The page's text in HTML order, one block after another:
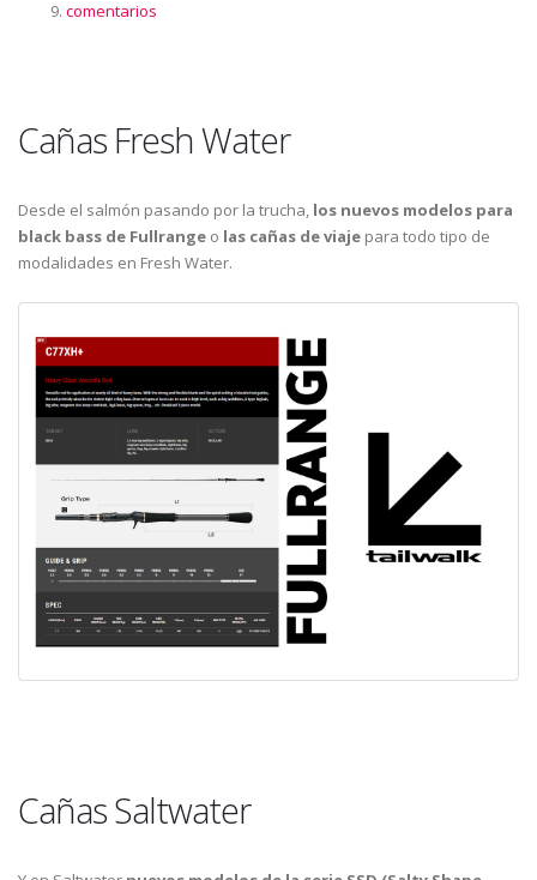
comentarios
Cañas Fresh Water
Desde el salmón pasando por la trucha, los nuevos modelos para
black bass de Fullrange o las cañas de viaje para todo tipo de
modalidades en Fresh Water.
Cañas Saltwater